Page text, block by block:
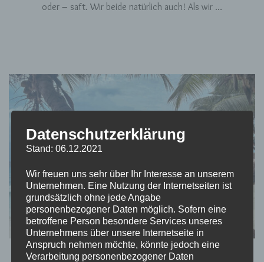
oder – saft. Wir beide natürlich auch! Als wir …
REISEBLOG SEYCHELLEN
Datenschutzerklärung
Stand: 06.12.2021
Wir freuen uns sehr über Ihr Interesse an unserem
Unternehmen. Eine Nutzung der Internetseiten ist
grundsätzlich ohne jede Angabe
personenbezogener Daten möglich. Sofern eine
betroffene Person besondere Services unseres
Unternehmens über unsere Internetseite in
Anspruch nehmen möchte, könnte jedoch eine
Verarbeitung personenbezogener Daten